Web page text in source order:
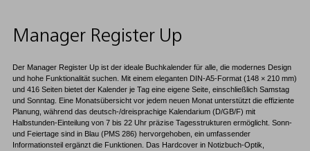
Manager Register Up
Der Manager Register Up ist der ideale Buchkalender für alle, die modernes Design
und hohe Funktionalität suchen. Mit einem eleganten DIN-A5-Format (148 × 210 mm)
und 416 Seiten bietet der Kalender je Tag eine eigene Seite, einschließlich Samstag
und Sonntag. Eine Monatsübersicht vor jedem neuen Monat unterstützt die effiziente
Planung, während das deutsch-/dreisprachige Kalendarium (D/GB/F) mit
Halbstunden-Einteilung von 7 bis 22 Uhr präzise Tagesstrukturen ermöglicht. Sonn-
und Feiertage sind in Blau (PMS 286) hervorgehoben, ein umfassender
Informationsteil ergänzt die Funktionen. Das Hardcover in Notizbuch-Optik,